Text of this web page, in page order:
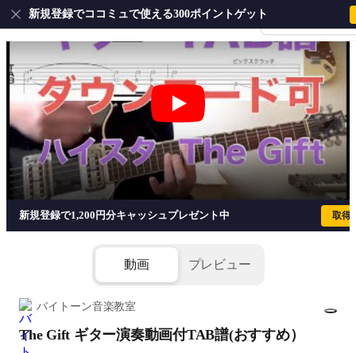
会員登録・ログイ
新規登録でココミュで使える300ポイントゲット
The Gift ギター演奏動画付TAB譜(お
新規登録で1,200円分キャッシュプレゼント中 取得
動画 プレビュー
バイトーン音楽教室
The Gift ギター演奏動画付TAB譜(おすすめ）